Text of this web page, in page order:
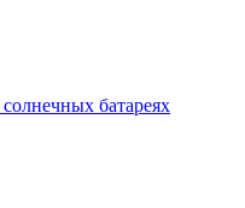
батареях